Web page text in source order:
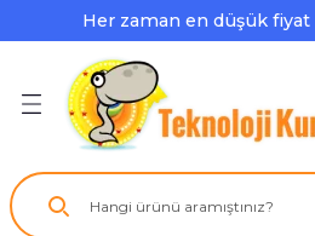
Her zaman en düşük fiyat
Geri Dön
Geri Dön
ve Ekipmanları
Geri Dön
Çevre Birimleri
Geri Dön
Geri Dön
Geri Dön
Geri Dön
Aksesuarları